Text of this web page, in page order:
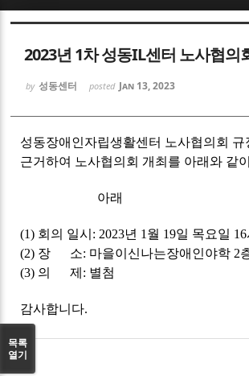
2023년 1차 성동IL센터 노사협의
by 성동센터 posted Jan 13, 2023
성동장애인자립생활센터 노사협의회 규
근거하여 노사협의회 개최를 아래와 같
아래
(1) 회의 일시: 2023년 1월 19일 목요일 16
(2) 장 소: 마을이신나는장애인야학 2
(3) 의 제: 별첨
감사합니다.
목록
열기
Sketchbook5, 스케치
Sketchbook5, 스케치